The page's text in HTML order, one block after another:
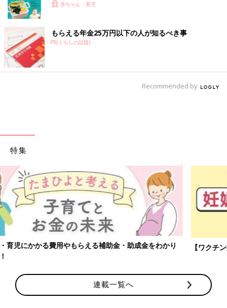
赤ちゃん・育児
もらえる年金25万円以下の人が知るべき事
PR(くらしの話題)
Recommended by
特集
【ワクチン接種できるものも】妊婦の感染症対策、知っておいて！
連載一覧へ